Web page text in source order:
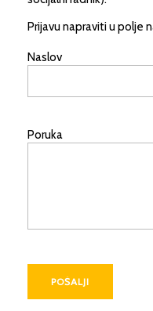
Prijavu napraviti u polje
Naslov
Poruka